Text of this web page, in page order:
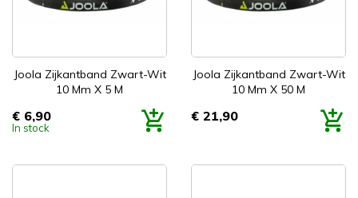
Joola Zijkantband Zwart-Wit
10 Mm X 5 M
Prijs
€ 6,90
In stock
Joola Zijkantband Zwart-Wit
10 Mm X 50 M
Prijs
€ 21,90